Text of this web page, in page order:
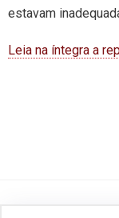
estavam
Leia na íntegra a